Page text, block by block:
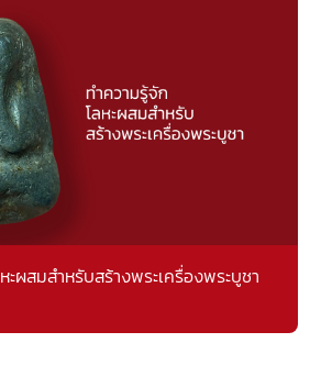
ะผสมสำหรับสร้างพระเครื่องพระบูชา